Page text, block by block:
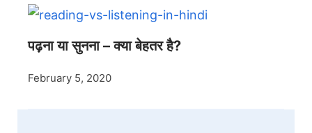
पढ़ना या सुनना – क्या बेहतर है?
February 5, 2020